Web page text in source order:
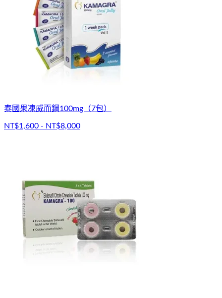
泰國果凍威而鋼100mg（7包）
NT$1,600 - NT$8,000